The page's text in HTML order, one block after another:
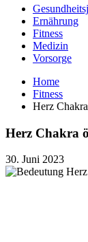
Ernährung
Fitness
Medizin
Vorsorge
Home
Fitness
Herz
Herz Chakra
30. Juni 2023